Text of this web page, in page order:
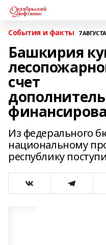
События и факты 7
Башкирия
счет
Из федерального
национальному
республику